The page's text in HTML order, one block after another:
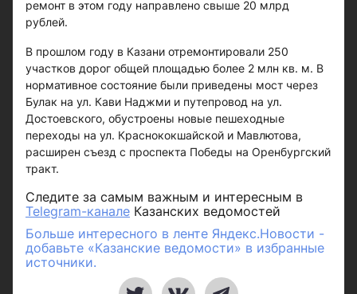
ремонт в этом году направлено свыше 20 млрд
рублей.
В прошлом году в Казани отремонтировали 250
участков дорог общей площадью более 2 млн кв. м. В
нормативное состояние были приведены мост через
Булак на ул. Кави Наджми и путепровод на ул.
Достоевского, обустроены новые пешеходные
переходы на ул. Краснококшайской и Мавлютова,
расширен съезд с проспекта Победы на Оренбургский
тракт.
Следите за самым важным и интересным в
Telegram-канале Казанских ведомостей
Больше интересного в ленте Яндекс.Новости -
добавьте «Казанские ведомости» в избранные
источники.